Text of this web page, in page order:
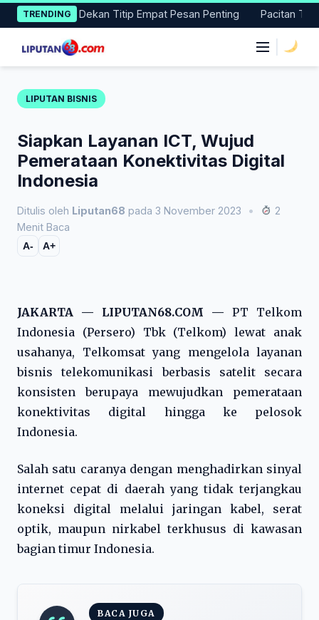
Skip
to
content
TRENDING
Magang, Dekan Titip Empat Pesan Penting Pacitan Tembus
LIPUTAN BISNIS
Siapkan Layanan ICT, Wujud
Pemerataan Konektivitas Digital
Indonesia
Ditulis oleh Liputan68 pada 3 November 2023 •
2
Menit Baca
A- A+
JAKARTA — LIPUTAN68.COM — PT Telkom
Indonesia (Persero) Tbk (Telkom) lewat anak
usahanya, Telkomsat yang mengelola layanan
bisnis telekomunikasi berbasis satelit secara
konsisten berupaya mewujudkan pemerataan
konektivitas digital hingga ke pelosok
Indonesia.
Salah satu caranya dengan menghadirkan sinyal
internet cepat di daerah yang tidak terjangkau
koneksi digital melalui jaringan kabel, serat
optik, maupun nirkabel terkhusus di kawasan
bagian timur Indonesia.
BACA JUGA